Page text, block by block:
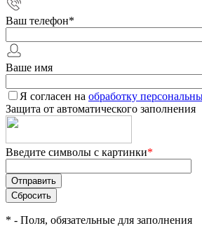
Ваш телефон*
Ваше имя
Я согласен на обработку
Защита от автоматического заполнения
Введите символы с картинки*
* - Поля, обязательные для заполнения